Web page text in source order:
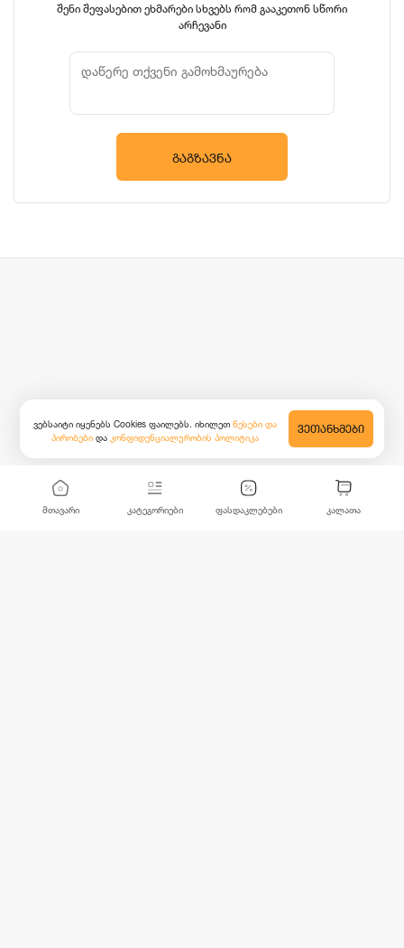
მთავარი კატეგორიები ფასდაკლებები კალათა
შენი შეფასებით ეხმარები სხვებს რომ გააკეთონ სწორი
არჩევანი
ᲒᲐᲒᲖᲐᲕᲜᲐ
ვებსაიტი იყენებს Cookies ფაილებს. იხილეთ წესები და
პირობები და კონფიდენციალურობის პოლიტიკა
ᲕᲔᲗᲐᲜᲮᲛᲔᲑᲘ